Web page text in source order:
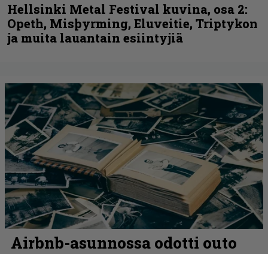
Hellsinki Metal Festival kuvina, osa 2:
Opeth, Misþyrming, Eluveitie, Triptykon
ja muita lauantain esiintyjiä